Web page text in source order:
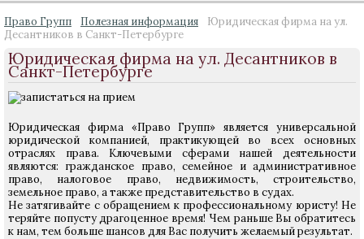
Право Групп Полезная информация
Юридическая фирма на ул.
Десантников в Санкт-Петербурге
Юридическая фирма на ул. Десантников в
Санкт-Петербурге
Юридическая фирма «Право Групп» является универсальной
юридической компанией, практикующей во всех основных
отраслях права. Ключевыми сферами нашей деятельности
являются: гражданское право, семейное и административное
право, налоговое право, недвижимость, строительство,
земельное право, а также представительство в судах.
Не затягивайте с обращением к профессиональному юристу! Не
теряйте попусту драгоценное время! Чем раньше Вы обратитесь
к нам, тем больше шансов для Вас получить желаемый результат.